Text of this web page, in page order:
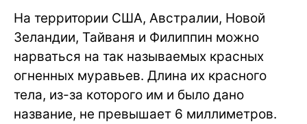
На территории США, Австралии, Новой
Зеландии, Тайваня и Филиппин можно
нарваться на так называемых красных
огненных муравьев. Длина их красного
тела, из-за которого им и было дано
название, не превышает 6 миллиметров.